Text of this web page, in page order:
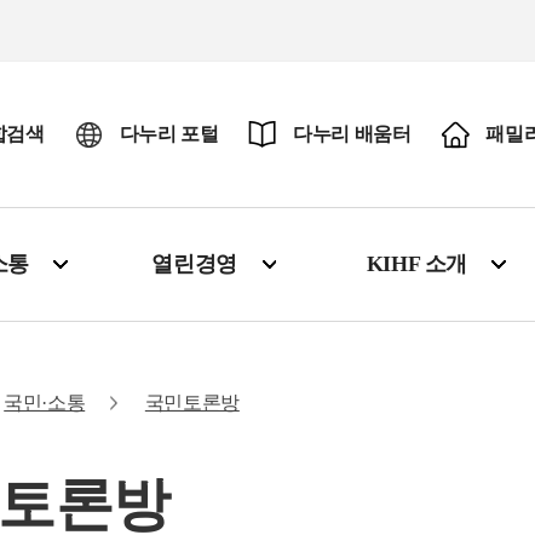
검색 다누리 포털 다누리 배움터 패밀
통 열린경영 KIHF 소개
국민·소통 국민토론방
론방